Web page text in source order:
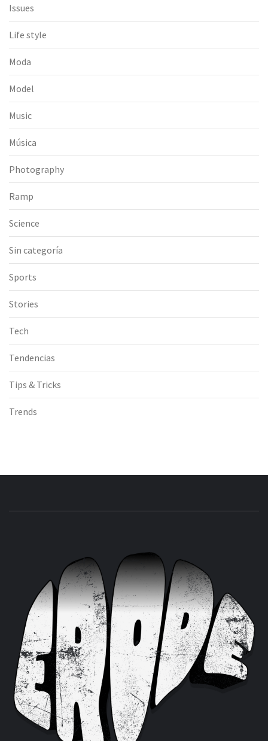
Issues
Life style
Moda
Model
Music
Música
Photography
Ramp
Science
Sin categoría
Sports
Stories
Tech
Tendencias
Tips & Tricks
Trends